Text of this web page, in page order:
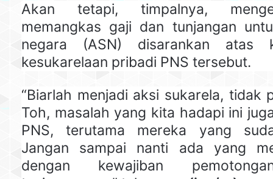
Akan tetapi, timpalnya,
memangkas gaji dan tunjangan
negara (ASN) disarankan atas
kesukarelaan pribadi PNS tersebut.
“Biarlah menjadi aksi sukarela, tidak
Toh, masalah yang kita hadapi ini
PNS, terutama mereka yang
Jangan sampai nanti ada yang
dengan kewajiban